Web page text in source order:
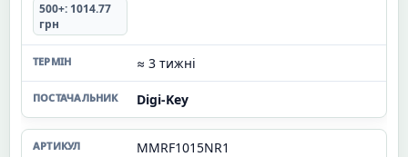
500+: 1014.77
грн
≈ 3 тижні
Digi-Key
MMRF1015NR1